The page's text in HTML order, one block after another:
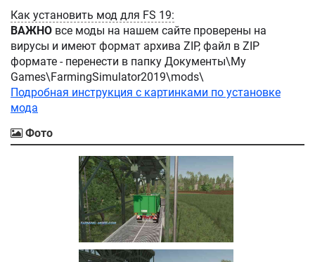
Как установить мод для FS 19:
ВАЖНО все моды на нашем сайте проверены на
вирусы и имеют формат архива ZIP, файл в ZIP
формате - перенести в папку Документы\My
Games\FarmingSimulator2019\mods\
Подробная инструкция с картинками по установке
мода
Фото